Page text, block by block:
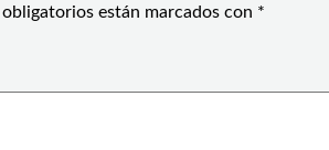
obligatorios están marcados con *